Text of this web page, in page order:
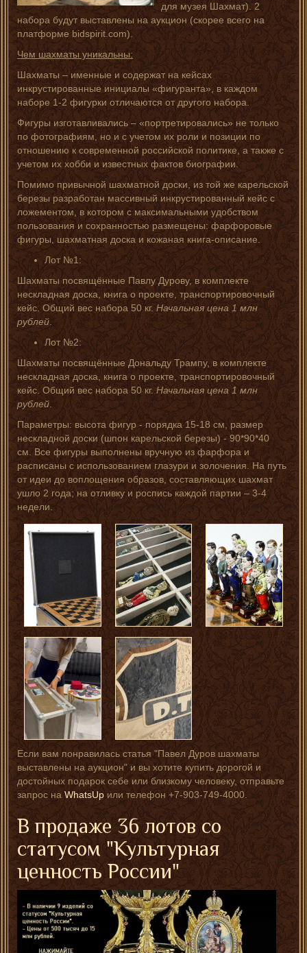
для музея Шахмат). 2
набора будут выставлены на аукцион (скорее всего на
платформе bidspirit.com).
Чем шахматы уникальны:
Шахматы – именные и содержат на кейсах
инкрустированные инициалы «фигуранта», в каждом
наборе 1-2 фигурки отличаются от другого набора.
Фигуры изготавливались – «портретировались» не только
по фотографиям, но и с учетом их роли и позиции по
отношению к современной российской политике, а также с
учетом их хобби и известных фактов биографии.
Помимо привычной шахматной доски, из той же карельской
березы разработан массивный инкрустированный кейс с
ложементом, в котором с максимальными удобством
пользования и сохранностью размещены: фарфоровые
фигуры, шахматная доска и кожаная книга-описание.
Лот №1:
Шахматы посвящённые Павлу Дурову, в комплекте
нескладная доска, книга о проекте, транспортировочный
кейс. Общий вес набора 50 кг.Начальная цена 1 млн
рублей.
Лот №2:
Шахматы посвящённые Дональду Трампу, в комплекте
нескладная доска, книга о проекте, транспортировочный
кейс. Общий вес набора 50 кг.Начальная цена 1 млн
рублей.
Параметры: высота фигур - порядка 15-18 см, размер
нескладной доски (шпон карельской березы) - 90*90*40
см. Все фигуры выполнены вручную из фарфора и
расписаны с использованием глазури и золочения. На путь
от идеи до воплощения образов, составляющих шахмат
ушло 2 года; на отливку и роспись каждой партии – 3-4
недели.
Если вам понравилась статья "Павел Дуров шахматы
выставлены на аукцион" и вы хотите купить дорогой и
достойных подарок себе или близкому человеку, отправьте
запрос наWhatsUp или телефон +7-903-749-4000.
В продаже 36 лотов со
статусом "Культурная
ценность России"